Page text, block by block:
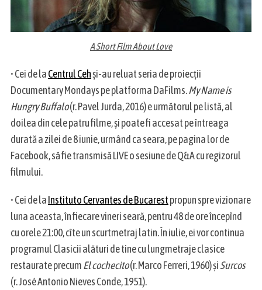
A Short Film About Love
• Cei de laCentrul Cehși-au reluat seria de proiecții
Documentary Mondays pe platforma DaFilms.My Name is
Hungry Buffalo(r. Pavel Jurda, 2016) e următorul pe listă, al
doilea din cele patru filme, și poate fi accesat pe întreaga
durată a zilei de 8 iunie, urmând ca seara, pe pagina lor de
Facebook, să fie transmisă LIVE o sesiune de Q&A cu regizorul
filmului.
• Cei de laInstituto Cervantes de Bucarestpropun spre vizionare
luna aceasta, în fiecare vineri seară, pentru 48 de ore începînd
cu orele 21:00, cîte un scurtmetraj latin. În iulie, ei vor continua
programul Clasicii alături de tine cu lungmetraje clasice
restaurate precumEl cochecito(r. Marco Ferreri, 1960) șiSurcos
(r. José Antonio Nieves Conde, 1951).